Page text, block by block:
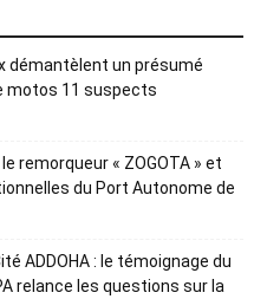
démantèlent un présumé
motos 11 suspects
remorqueur « ZOGOTA » et
du Port Autonome de
ADDOHA : le témoignage du
relance les questions sur la